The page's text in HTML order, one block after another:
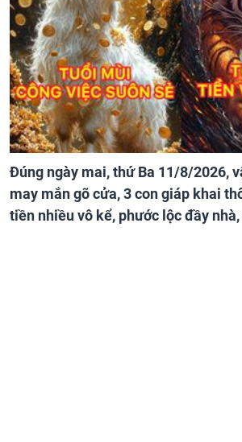
Đúng ngày mai, thứ Ba 11/8/2026,
may mắn gõ cửa, 3 con giáp khai
tiền nhiều vô kể, phước lộc đầy